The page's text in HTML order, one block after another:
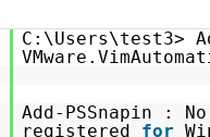
C:\Users\test3>
Add-PSSnapin :
registered for